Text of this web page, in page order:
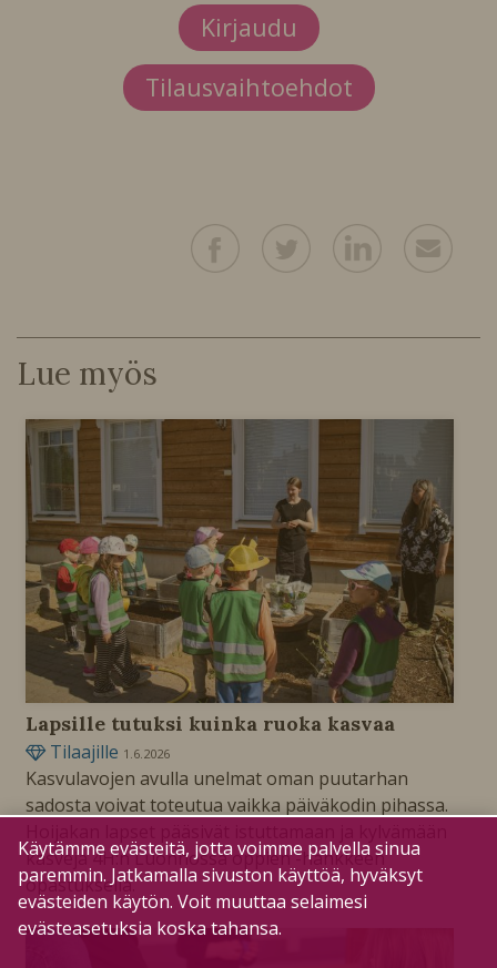
Kirjaudu
Tilausvaihtoehdot
Lue myös
Lapsille tutuksi kuinka ruoka kasvaa
Tilaajille 1.6.2026
Kasvulavojen avulla unelmat oman puutarhan
sadosta voivat toteutua vaikka päiväkodin pihassa.
kasveja 4H:n Luonnossa oppien -hankkeen
opastuksella.
Käytämme evästeitä, jotta voimme palvella sinua
paremmin. Jatkamalla sivuston käyttöä, hyväksyt
evästeiden käytön. Voit muuttaa selaimesi
evästeasetuksia koska tahansa.